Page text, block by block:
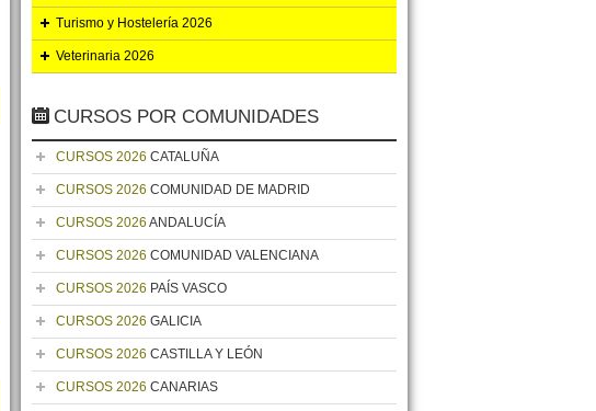
Turismo y Hostelería 2026
Veterinaria 2026
CURSOS POR COMUNIDADES
CURSOS 2026 CATALUÑA
CURSOS 2026 COMUNIDAD DE MADRID
CURSOS 2026 ANDALUCÍA
CURSOS 2026 COMUNIDAD VALENCIANA
CURSOS 2026 PAÍS VASCO
CURSOS 2026 GALICIA
CURSOS 2026 CASTILLA Y LEÓN
CURSOS 2026 CANARIAS